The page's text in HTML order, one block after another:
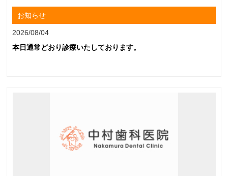
お知らせ
2026/08/04
本日通常どおり診療いたしております。